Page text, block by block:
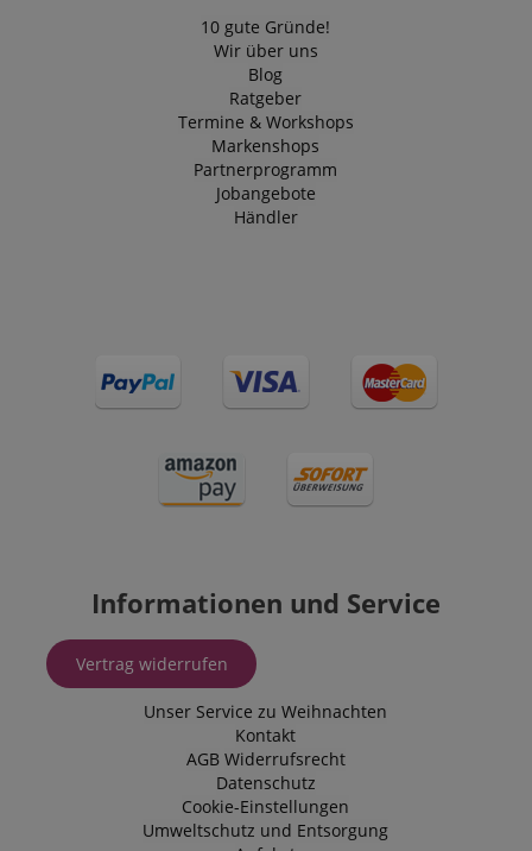
10 gute Gründe!
Wir über uns
Blog
Ratgeber
Termine & Workshops
Markenshops
Partnerprogramm
Jobangebote
Händler
Informationen und Service
Vertrag widerrufen
Unser Service zu Weihnachten
Kontakt
AGB Widerrufsrecht
Datenschutz
Cookie-Einstellungen
Umweltschutz und Entsorgung